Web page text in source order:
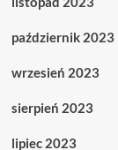
październik 2023
wrzesień 2023
sierpień 2023
lipiec 2023